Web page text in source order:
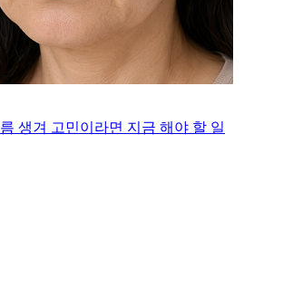
생겨 고민이라면 지금 해야 할 일